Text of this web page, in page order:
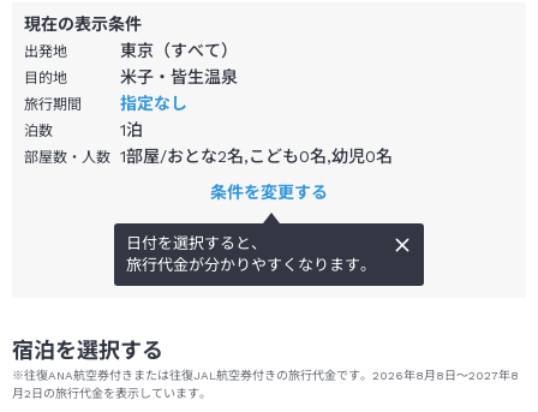
現在の表示条件
出発地 東京（すべて）
目的地 米子・皆生温泉
旅行期間 指定なし
泊数 1泊
部屋数・人数 1部屋/おとな2名,こども0名,幼児0名
条件を変更する
日付を選択すると、
旅行代金が分かりやすくなります。
宿泊を選択する
※往復ANA航空券付きまたは往復JAL航空券付きの旅行代金です。2026年8月8日～2027年8
月2日の旅行代金を表示しています。